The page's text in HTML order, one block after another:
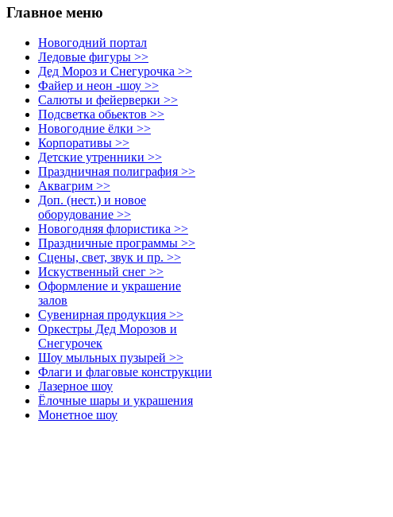
Главное меню
Новогодний портал
Ледовые фигуры >>
Дед Мороз и Снегурочка >>
Файер и неон -шоу >>
Салюты и фейерверки >>
Подсветка обьектов >>
Новогодние ёлки >>
Корпоративы >>
Детские утренники >>
Праздничная полиграфия >>
Аквагрим >>
Доп. (нест.) и новое
оборудование >>
Новогодняя флористика >>
Праздничные программы >>
Сцены, свет, звук и пр. >>
Искуственный снег >>
Оформление и украшение
залов
Сувенирная продукция >>
Оркестры Дед Морозов и
Снегурочек
Шоу мыльных пузырей >>
Флаги и флаговые конструкции
Лазерное шоу
Ёлочные шары и украшения
Монетное шоу